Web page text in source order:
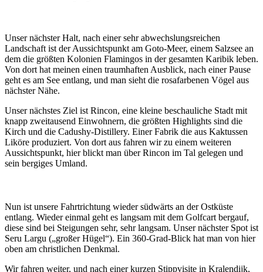
Unser nächster Halt, nach einer sehr abwechslungsreichen
Landschaft ist der Aussichtspunkt am Goto-Meer, einem Salzsee an
dem die größten Kolonien Flamingos in der gesamten Karibik leben.
Von dort hat meinen einen traumhaften Ausblick, nach einer Pause
geht es am See entlang, und man sieht die rosafarbenen Vögel aus
nächster Nähe.
Unser nächstes Ziel ist Rincon, eine kleine beschauliche Stadt mit
knapp zweitausend Einwohnern, die größten Highlights sind die
Kirch und die Cadushy-Distillery. Einer Fabrik die aus Kaktussen
Liköre produziert. Von dort aus fahren wir zu einem weiteren
Aussichtspunkt, hier blickt man über Rincon im Tal gelegen und
sein bergiges Umland.
Nun ist unsere Fahrtrichtung wieder südwärts an der Ostküste
entlang. Wieder einmal geht es langsam mit dem Golfcart bergauf,
diese sind bei Steigungen sehr, sehr langsam. Unser nächster Spot ist
Seru Largu („großer Hügel“). Ein 360-Grad-Blick hat man von hier
oben am christlichen Denkmal.
Wir fahren weiter, und nach einer kurzen Stippvisite in Kralendijk,